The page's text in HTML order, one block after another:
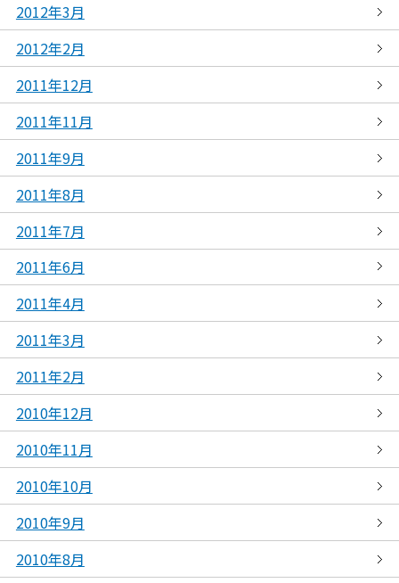
2012年3月
2012年2月
2011年12月
2011年11月
2011年9月
2011年8月
2011年7月
2011年6月
2011年4月
2011年3月
2011年2月
2010年12月
2010年11月
2010年10月
2010年9月
2010年8月